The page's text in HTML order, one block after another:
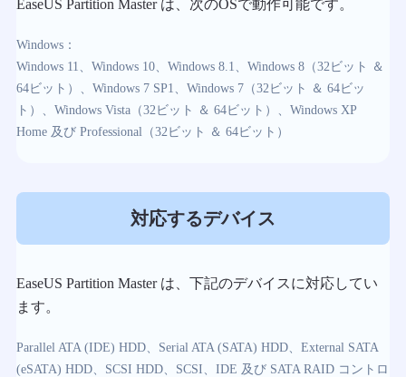
EaseUS Partition Master は、次のOSで動作可能です。
Windows：
Windows 11、Windows 10、Windows 8.1、Windows 8（32ビット ＆
64ビット）、Windows 7 SP1、Windows 7（32ビット ＆ 64ビッ
ト）、Windows Vista（32ビット ＆ 64ビット）、Windows XP
Home 及び Professional（32ビット ＆ 64ビット）
対応するデバイス
EaseUS Partition Master は、下記のデバイスに対応してい
ます。
Parallel ATA (IDE) HDD、Serial ATA (SATA) HDD、External SATA
(eSATA) HDD、SCSI HDD、SCSI、IDE 及び SATA RAID コントロ